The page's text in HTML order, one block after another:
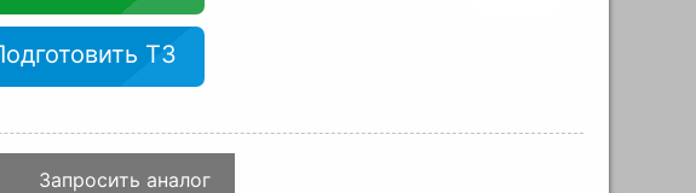
ТЗ
Запросить аналог